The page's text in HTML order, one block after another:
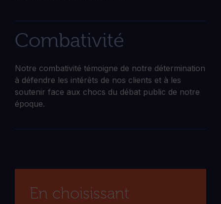
Combativité
Notre combativité témoigne de notre détermination
à défendre les intérêts de nos clients et à les
soutenir face aux chocs du débat public de notre
époque.
En choisissant